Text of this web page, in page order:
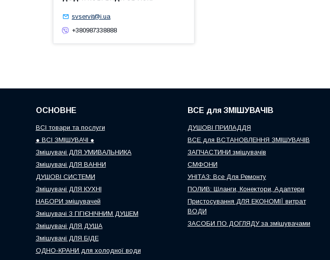
svservit@i.ua
+380987338888
ОСНОВНЕ
ВСІ товари та послуги
● ВСІ ЗМІШУВАЧІ ●
Змішувачі ДЛЯ УМИВАЛЬНИКА
Змішувачі ДЛЯ ВАННИ
ДУШОВІ СИСТЕМИ
Змішувачі ДЛЯ КУХНІ
НАБОРИ змішувачей
Змішувачі З ГІГІЄНІЧНИМ ДУШЕМ
Змішувачі ДЛЯ ДУША
Змішувачі ДЛЯ БІДЕ
ОДНО-КРАНИ для холодної води
ВСЕ для ЗМІШУВАЧІВ
ДУШОВІ ПРИЛАДДЯ
ВСЕ для ВСТАНОВЛЕННЯ ЗМІШУВАЧІВ
ЗАПЧАСТИНИ змішувачів
СМФОНИ
УНІТАЗ: Все Для Ремонту
ПОЛИВ: Шланги, Конектори, Адаптери
Пристосування ДЛЯ ЕКОНОМІЇ витрат
ВОДИ
ЗАСОБИ ПО ДОГЛЯДУ за змішувачами